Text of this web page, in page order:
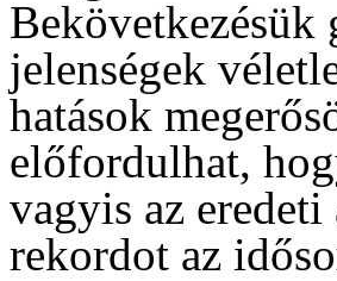
jelenségek
hatások
előfordulhat,
vagyis az
rekordot az